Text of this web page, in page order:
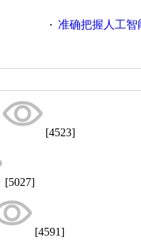
· 准确把握人工
[4523]
[5027]
[4591]